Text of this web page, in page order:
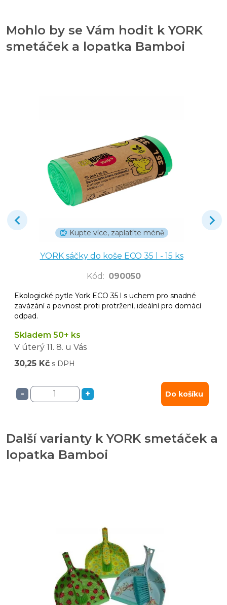
Mohlo by se Vám hodit k YORK
smetáček a lopatka Bamboi
Kupte více, zaplatíte méně
YORK sáčky do koše ECO 35 l - 15 ks
Kód : 090050
Ekologické pytle York ECO 35 l s uchem pro snadné
zavázání a pevnost proti protržení, ideální pro domácí
odpad.
Skladem 50+ ks
V úterý 11. 8. u Vás
30,25 Kč s DPH
- + Do košíku
Další varianty k YORK smetáček a
lopatka Bamboi